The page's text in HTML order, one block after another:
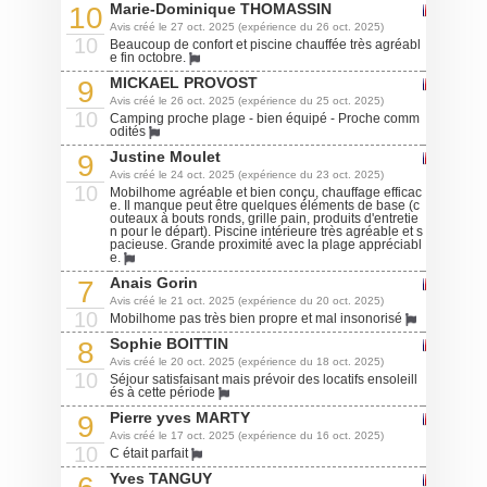
10
10
Marie-Dominique THOMASSIN
Avis créé le 27 oct. 2025 (expérience du 26 oct. 2025)
Beaucoup de confort et piscine chauffée très agréabl
e fin octobre.
9
10
MICKAEL PROVOST
Avis créé le 26 oct. 2025 (expérience du 25 oct. 2025)
Camping proche plage - bien équipé - Proche comm
odités
9
10
Justine Moulet
Avis créé le 24 oct. 2025 (expérience du 23 oct. 2025)
Mobilhome agréable et bien conçu, chauffage efficac
e. Il manque peut être quelques éléments de base (c
outeaux à bouts ronds, grille pain, produits d'entretie
n pour le départ). Piscine intérieure très agréable et s
pacieuse. Grande proximité avec la plage appréciabl
e.
7
10
Anais Gorin
Avis créé le 21 oct. 2025 (expérience du 20 oct. 2025)
Mobilhome pas très bien propre et mal insonorisé
8
10
Sophie BOITTIN
Avis créé le 20 oct. 2025 (expérience du 18 oct. 2025)
Séjour satisfaisant mais prévoir des locatifs ensoleill
és à cette période
9
10
Pierre yves MARTY
Avis créé le 17 oct. 2025 (expérience du 16 oct. 2025)
C était parfait
Yves TANGUY